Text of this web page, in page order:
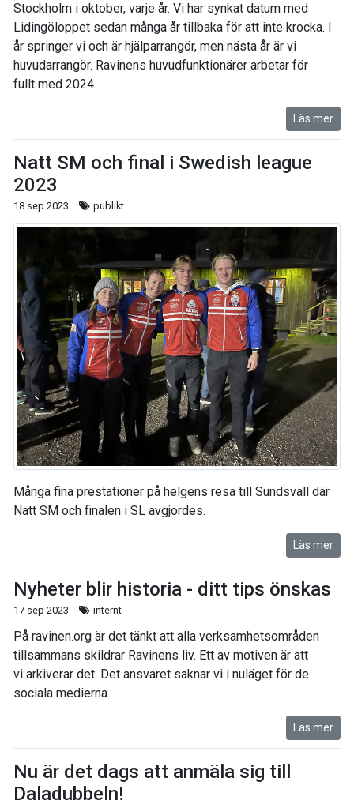
Stockholm i oktober, varje år. Vi har synkat datum med
Lidingöloppet sedan många år tillbaka för att inte krocka. I
år springer vi och är hjälparrangör, men nästa år är vi
huvudarrangör. Ravinens huvudfunktionärer arbetar för
fullt med 2024.
Läs mer
Natt SM och final i Swedish league
2023
18 sep 2023 publikt
Många fina prestationer på helgens resa till Sundsvall där
Natt SM och finalen i SL avgjordes.
Läs mer
Nyheter blir historia - ditt tips önskas
17 sep 2023 internt
På ravinen.org är det tänkt att alla verksamhetsområden
tillsammans skildrar Ravinens liv. Ett av motiven är att
vi arkiverar det. Det ansvaret saknar vi i nuläget för de
sociala medierna.
Läs mer
Nu är det dags att anmäla sig till
Daladubbeln!